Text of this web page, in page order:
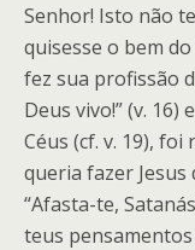
Senhor! Isto não
quisesse o bem
fez sua profissão
Deus vivo!” (v. 16)
Céus (cf. v. 19),
queria fazer
“Afasta-te,
teus